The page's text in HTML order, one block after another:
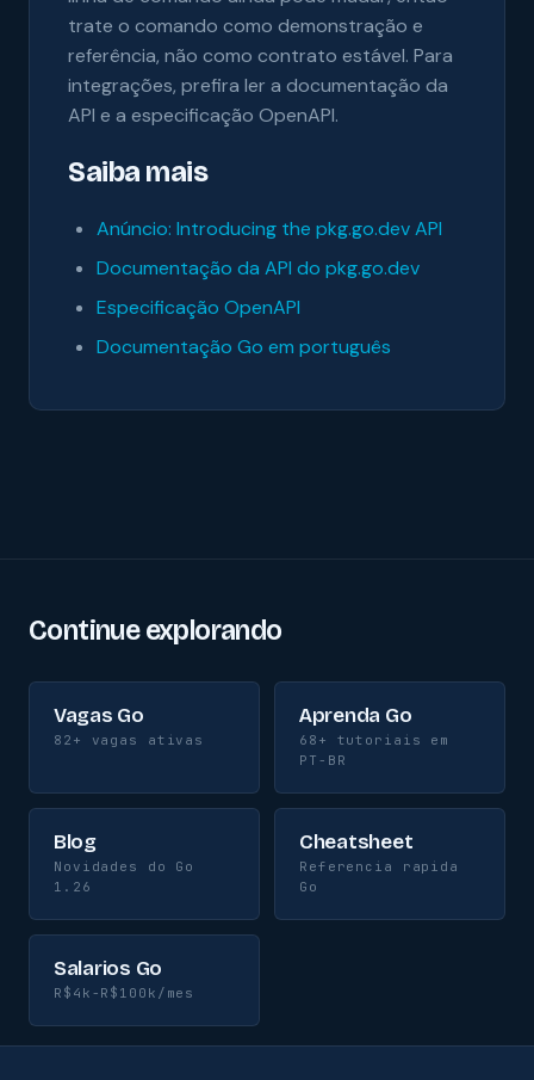
trate o comando como demonstração e
referência, não como contrato estável. Para
integrações, prefira ler a documentação da
API e a especificação OpenAPI.
Saiba mais
Anúncio: Introducing the pkg.go.dev API
Documentação da API do pkg.go.dev
Especificação OpenAPI
Documentação Go em português
Continue explorando
Vagas Go
82+ vagas ativas
Aprenda Go
68+ tutoriais em
PT-BR
Blog
Novidades do Go
1.26
Cheatsheet
Referencia rapida
Go
Salarios Go
R$4k-R$100k/mes